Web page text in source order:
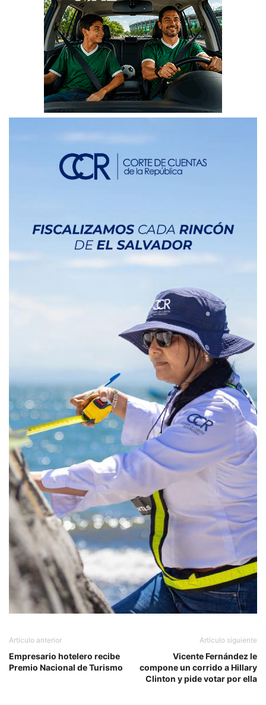
Artículo anterior
Empresario hotelero recibe
Premio Nacional de Turismo
Artículo siguiente
Vicente Fernández le
compone un corrido a Hillary
Clinton y pide votar por ella